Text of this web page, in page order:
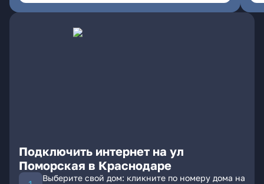
Подключить интернет на ул
Поморская в Краснодаре
Выберите свой дом: кликните по номеру дома на